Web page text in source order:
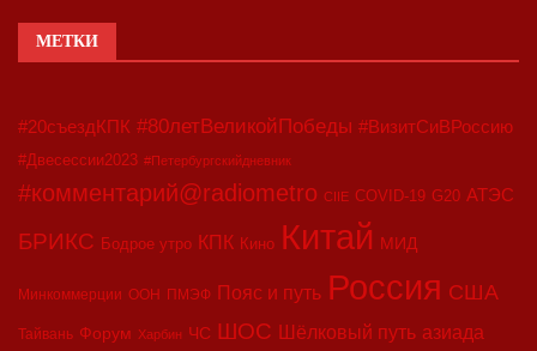
МЕТКИ
#20съездКПК #80летВеликойПобеды #ВизитСиВРоссию
#Двесессии2023 #Петербургскийдневник
#комментарий@radiometro CIIE COVID-19 G20 АТЭС
БРИКС Бодрое утро КПК Кино Китай МИД
Минкоммерции ООН ПМЭФ Пояс и путь Россия США
Тайвань Форум Харбин ЧС ШОС Шёлковый путь азиада